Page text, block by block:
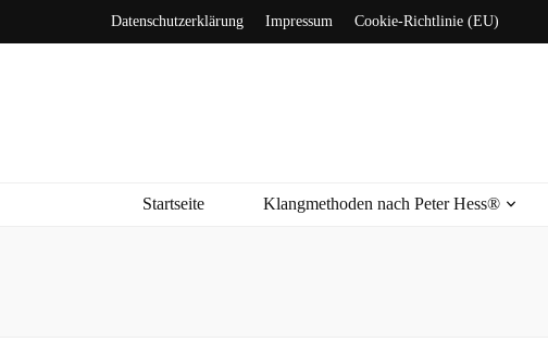
Datenschutzerklärung Impressum Cookie-Richtlinie (EU)
Startseite Klangmethoden nach Peter Hess®